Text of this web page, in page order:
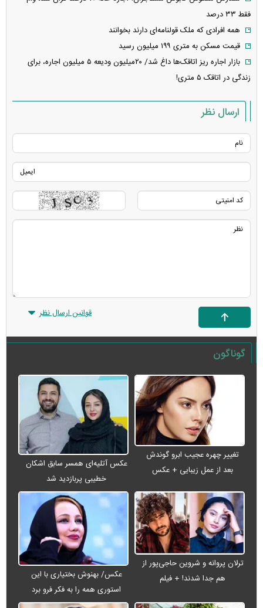
فقط ۳۳ درصد
همه افرادی که ملک قولنامه‌ای دارند بخوانند
قیمت مسکن به متری ۱۹۹ میلیون رسید
بازار اجاره ریز اتاقک‌ها داغ شد/ ۲۰میلیون ودیعه ۵ میلیون اجاره، برای
زندگی در اتاقک ۵ متری!
ارسال نظر
قوانین ارسال نظر
گوناگون
تغییر چهره عجیب ابرو گوندش
بعد از عمل زیبایی + عکس
عکس آتلیه‌ای همسر سابق اشکان
خطیبی پربازدید شد
ترلان پروانه و شروین حاجی‌پور از
هم جدا شدند! + فیلم
عکس/ بهنوش بختیاری با این
استوری همه را به فکر فرو برد